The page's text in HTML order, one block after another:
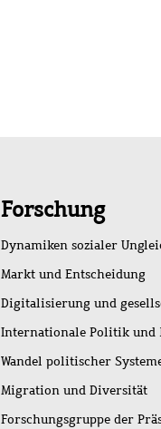
Forschung
Dynamiken sozialer
Markt und Entscheidung
Digitalisierung und
Internationale Politik und
Wandel politischer
Migration und Diversität
Forschungsgruppe der